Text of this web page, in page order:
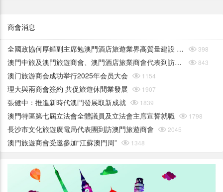
商會消息
全國政協何厚鏵副主席勉澳門酒店旅遊業界高質量建設 世界旅遊休閒中心  398
澳門中旅及澳門旅遊商會、澳門酒店旅業商會代表到訪懲教管理局 843
澳门旅游商会成功举行2025年会员大会  1154
理大與兩商會簽約 共促旅遊休閒業發展  1907
張健中：推進新時代澳門發展取新成就  1839
澳門特區第七屆立法會全體議員及立法會主席宣誓就職  1798
長沙市文化旅遊廣電局代表團到訪澳門旅遊商會  2045
澳門旅遊商會受邀參加“江蘇澳門周”  1348